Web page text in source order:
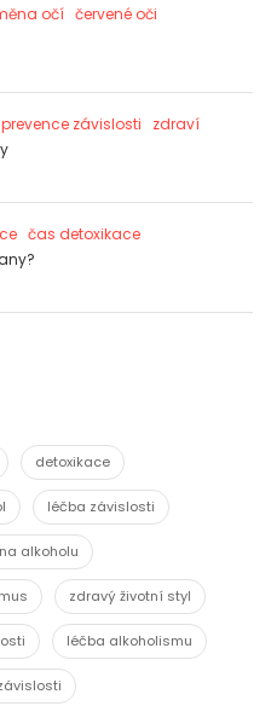
očí červené oči
prevence závislosti
zdraví
čas detoxikace
detoxikace
léčba závislosti
alkoholu
zdravý životní styl
léčba alkoholismu